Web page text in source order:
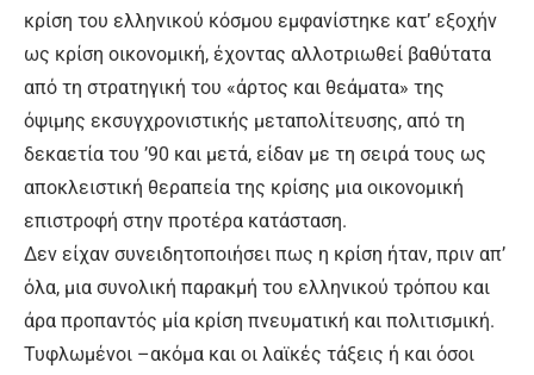
κρίση του ελληνικού κόσμου εμφανίστηκε κατ’ εξοχήν
ως κρίση οικονομική, έχοντας αλλοτριωθεί βαθύτατα
από τη στρατηγική του «άρτος και θεάματα» της
όψιμης εκσυγχρονιστικής μεταπολίτευσης, από τη
δεκαετία του ’90 και μετά, είδαν με τη σειρά τους ως
αποκλειστική θεραπεία της κρίσης μια οικονομική
επιστροφή στην προτέρα κατάσταση.
Δεν είχαν συνειδητοποιήσει πως η κρίση ήταν, πριν απ’
όλα, μια συνολική παρακμή του ελληνικού τρόπου και
άρα προπαντός μία κρίση πνευματική και πολιτισμική.
Τυφλωμένοι –ακόμα και οι λαϊκές τάξεις ή και όσοι